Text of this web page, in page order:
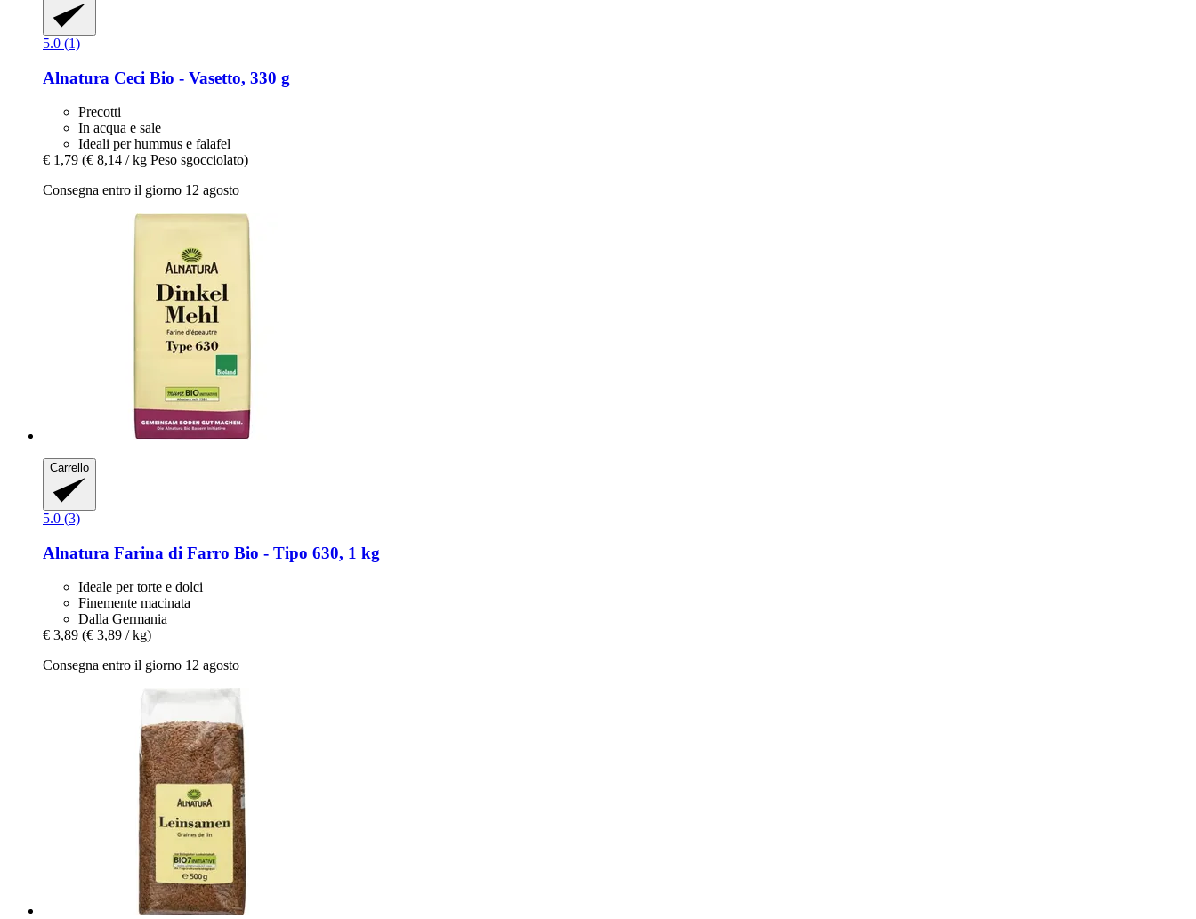
5.0 (1)
Alnatura Ceci Bio -​ Vasetto, 330 g
Precotti
In acqua e sale
Ideali per hummus e falafel
€ 1,79 (€ 8,14 / kg Peso sgocciolato)
Consegna entro il giorno 12 agosto
Carrello
5.0 (3)
Alnatura Farina di Farro Bio -​ Tipo 630, 1 kg
Ideale per torte e dolci
Finemente macinata
Dalla Germania
€ 3,89 (€ 3,89 / kg)
Consegna entro il giorno 12 agosto